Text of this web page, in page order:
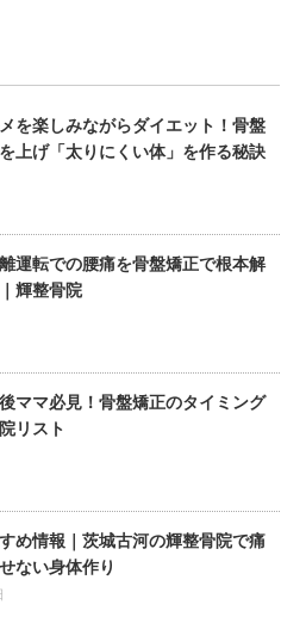
を楽しみながらダイエット！骨盤
上げ「太りにくい体」を作る秘訣
運転での腰痛を骨盤矯正で根本解
輝整骨院
ママ必見！骨盤矯正のタイミング
リスト
め情報｜茨城古河の輝整骨院で痛
ない身体作り